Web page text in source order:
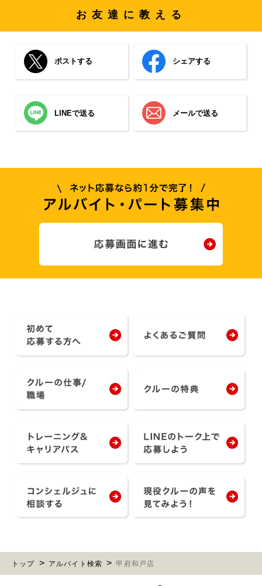
お友達に教える
ポストする シェアする
LINEで送る メールで送る
トップ アルバイト検索 甲府和戸店